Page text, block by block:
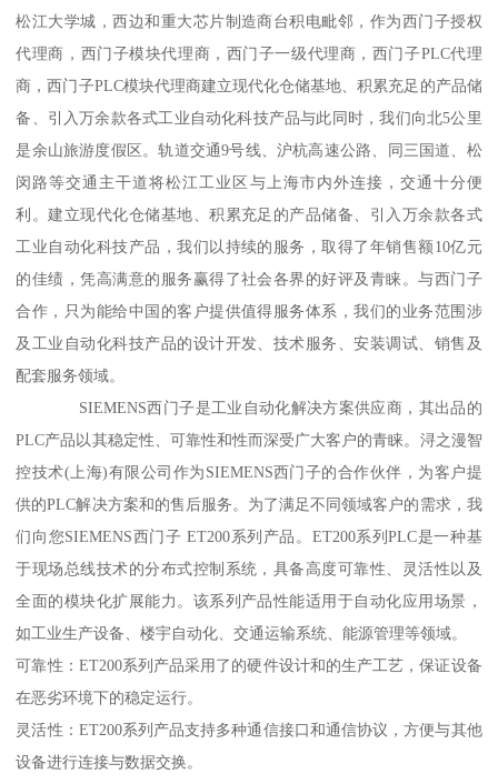
松江大学城，西边和重大芯片制造商台积电毗邻，作为西门子授权
代理商，西门子模块代理商，西门子一级代理商，西门子PLC代理
商，西门子PLC模块代理商建立现代化仓储基地、积累充足的产品储
备、引入万余款各式工业自动化科技产品与此同时，我们向北5公里
是余山旅游度假区。轨道交通9号线、沪杭高速公路、同三国道、松
闵路等交通主干道将松江工业区与上海市内外连接，交通十分便
利。建立现代化仓储基地、积累充足的产品储备、引入万余款各式
工业自动化科技产品，我们以持续的服务，取得了年销售额10亿元
的佳绩，凭高满意的服务赢得了社会各界的好评及青睐。与西门子
合作，只为能给中国的客户提供值得服务体系，我们的业务范围涉
及工业自动化科技产品的设计开发、技术服务、安装调试、销售及
配套服务领域。
SIEMENS西门子是工业自动化解决方案供应商，其出品的
PLC产品以其稳定性、可靠性和性而深受广大客户的青睐。浔之漫智
控技术(上海)有限公司作为SIEMENS西门子的合作伙伴，为客户提
供的PLC解决方案和的售后服务。为了满足不同领域客户的需求，我
们向您SIEMENS西门子 ET200系列产品。ET200系列PLC是一种基
于现场总线技术的分布式控制系统，具备高度可靠性、灵活性以及
全面的模块化扩展能力。该系列产品性能适用于自动化应用场景，
如工业生产设备、楼宇自动化、交通运输系统、能源管理等领域。
可靠性：ET200系列产品采用了的硬件设计和的生产工艺，保证设备
在恶劣环境下的稳定运行。
灵活性：ET200系列产品支持多种通信接口和通信协议，方便与其他
设备进行连接与数据交换。